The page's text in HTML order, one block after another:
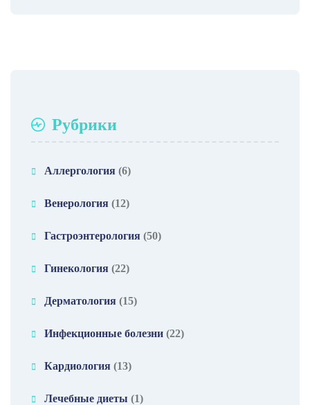
Рубрики
Аллергология (6)
Венерология (12)
Гастроэнтерология (50)
Гинекология (22)
Дерматология (15)
Инфекционные болезни (22)
Кардиология (13)
Лечебные диеты (1)